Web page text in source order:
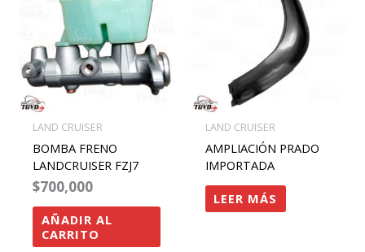
LAND CRUISER
BOMBA FRENO
LANDCRUISER FZJ7
$700,000
AÑADIR AL
CARRITO
LAND CRUISER
AMPLIACIÓN PRADO
IMPORTADA
LEER MÁS